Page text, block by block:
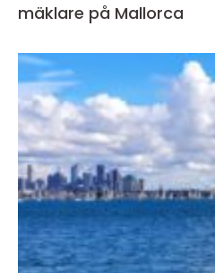
mäklare på Mallorca